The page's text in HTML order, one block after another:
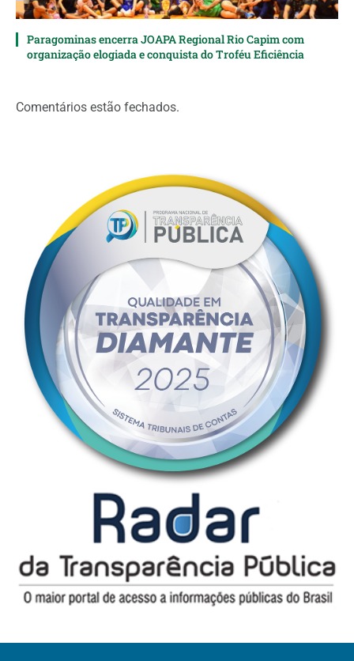
Paragominas encerra JOAPA Regional Rio Capim com
organização elogiada e conquista do Troféu Eficiência
Comentários estão fechados.